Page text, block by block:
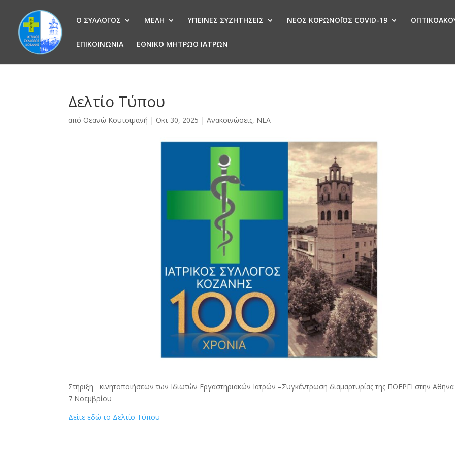
Ο ΣΥΛΛΟΓΟΣ ΜΕΛΗ ΥΓΙΕΙΝΕΣ ΣΥΖΗΤΗΣΕΙΣ ΝΕΟΣ ΚΟΡΩΝΟΪΟΣ COVID-19
ΕΠΙΚΟΙΝΩΝΙΑ ΕΘΝΙΚΟ ΜΗΤΡΩΟ ΙΑΤΡΩΝ
Δελτίο Τύπου
από Θεανώ Κουτσιμανή | Οκτ 30, 2025 |Ανακοινώσεις, ΝΕΑ
Στήριξη κινητοποιήσεων των Ιδιωτών Εργαστηριακών Ιατρών –Συγκέντρωση διαμαρτυρίας της ΠΟΕΡΓΙ στην Αθήνα
7 Νοεμβρίου
Δείτε εδώ το Δελτίο Τύπου